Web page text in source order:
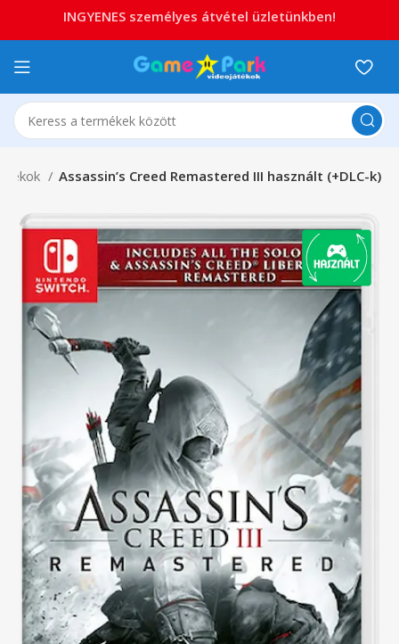
Assassin’s Creed Remastered III használt (+DLC-k)
INGYENES személyes átvétel üzletünkben!